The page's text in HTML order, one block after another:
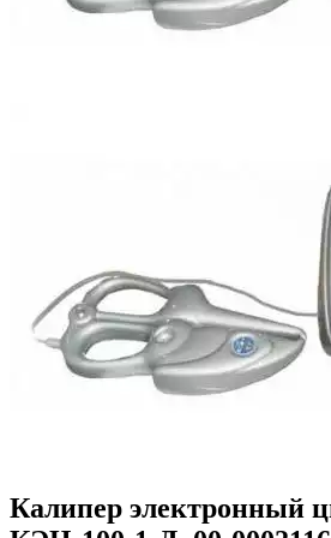
Калипер электронный